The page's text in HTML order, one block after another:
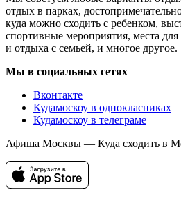
отдых в парках,
куда можно сходить с ребенком,
спортивные мероприятия, места
и отдыха с семьей, и многое другое.
Мы в социальных сетях
Вконтакте
Кудамоскоу в однокласниках
Кудамоскоу в телеграме
Афиша Москвы — Куда сходить в